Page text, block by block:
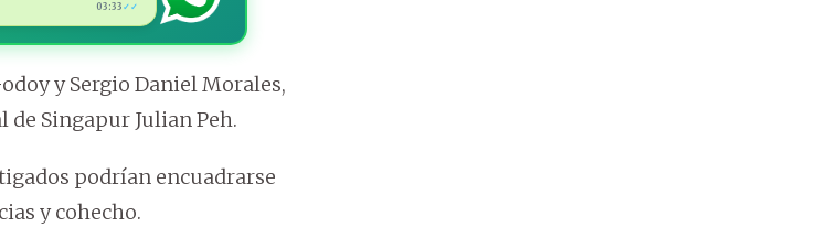
03:33 ✓✓
y Sergio Daniel Morales,
Singapur Julian Peh.
podrían encuadrarse
y cohecho.